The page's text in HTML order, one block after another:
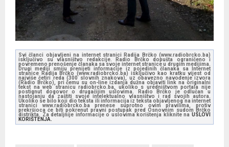
Svi članci objavljeni na internet stranici Radija Brčko (www.radiobrcko.ba)
isključivo su vlasništvo redakcije. Radio Brčko dopušta ograničeno i
povremeno prenošenje članaka sa svoje internet stranice u drugim medijima.
Drugi mediji smiju prenijeti informacije iz pojedinih članaka sa Internet
stranice Radija Brčko (www.radiobrcko.ba) isključivo kao kratku vijest od
najviše četiri reda (300 slovnih znakova), uz obavezno navođenje izvora
(Radio Brčko), pri čemu su on-line izdanja dužna objaviti link na originalni
tekst na web stranicu radiobrcko.ba, ukoliko s uredništvom portala nije
postignut dogovor o drugačijim uslovima. Radio Brčko je odlučan u
nastojanju da zaštiti svoje intelektualno vlasništvo i rad svojih autora.
Ukoliko se bilo koji dio teksta ili informacija iz teksta objavljenog na internet
stranici www.radiobrcko.ba prenese suprotno ovim pravilima, protiv
prekršioca će biti pokrenut pravni postupak pred Osnovnim sudom Brčko
distrikta. Za detaljnije informacije o uslovima korištenja kliknite na USLOVI
KORIŠTENJA.